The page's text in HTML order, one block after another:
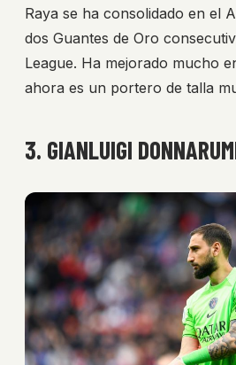
Raya se ha consolidado en el
dos Guantes de Oro
League. Ha mejorado mucho
ahora es un portero de talla
3. GIANLUIGI